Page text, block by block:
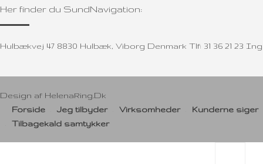
Her finder du SundNavigation:
Hulbækvej 47 8830 Hulbæk, Viborg Denmark Tlf: 31 36 21 23
Design af HelenaRing.Dk
Forside
Jeg tilbyder Virksomheder
Kunderne siger
Tilbagekald samtykker